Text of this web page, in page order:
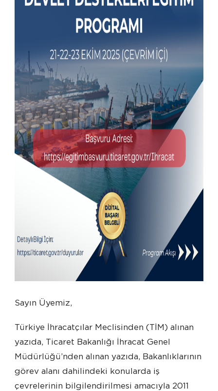
Sayın Üyemiz,
Türkiye İhracatçılar Meclisinden (TİM) alınan
yazıda, Ticaret Bakanlığı İhracat Genel
Müdürlüğü’nden alınan yazıda, Bakanlıklarının
görev alanı dahilindeki konularda iş
çevrelerinin bilgilendirilmesi amacıyla 2011